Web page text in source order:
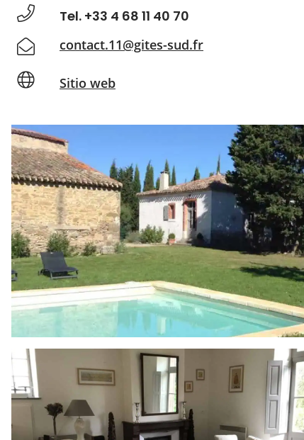
Tel. +33 4 68 11 40 70
contact.11@gites-sud.fr
Sitio web